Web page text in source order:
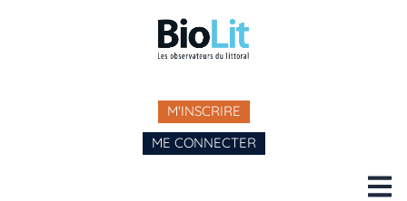
M'INSCRIRE
ME CONNECTER